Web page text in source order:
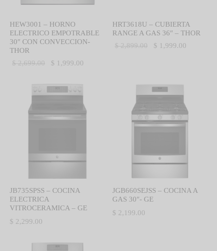
HEW3001 – HORNO
ELECTRICO EMPOTRABLE
30″ CON CONVECCION-
THOR
$2,699.00
El precio
era:
$ 1,999.00
HRT3618U – CUBIERTA
RANGE A GAS 36″ – THOR
$2,899.00
El precio
$ 1,999.00
JB735SPSS – COCINA
ELECTRICA
VITROCERAMICA – GE
$ 2,299.00
JGB660SEJSS – COCINA A
GAS 30″- GE
$ 2,199.00